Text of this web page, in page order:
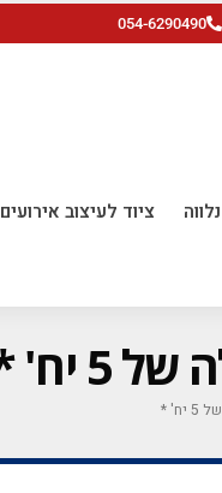
054-6290490
ציוד לעיצוב אירועים